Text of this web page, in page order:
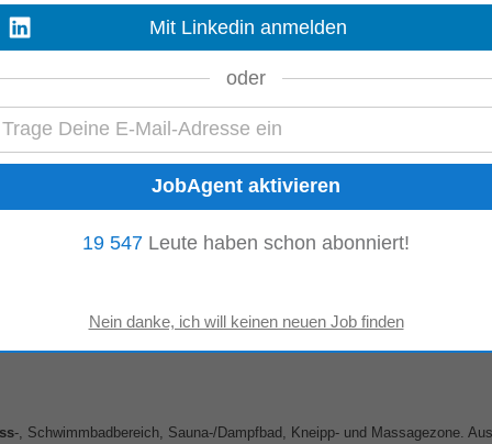
Yoga-Kurse, gemeinsame...
körperlichen Arbeit • Staplerschein von Vorteil (Kostenübernahme
und interessante...
• Kostenlose Nutzung von
bis zu CHF 1'000.- • (CHF 300.- nach Beendigung der Probezeit und
-, Schwimmbadbereich, Sauna-/Dampfbad, Kneipp- und Massagezone.
Mit Linkedin anmelden
oder
19 547 Leute haben schon abonniert!